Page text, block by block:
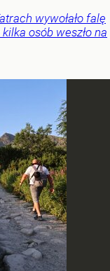
wywołało falę
osób weszło na